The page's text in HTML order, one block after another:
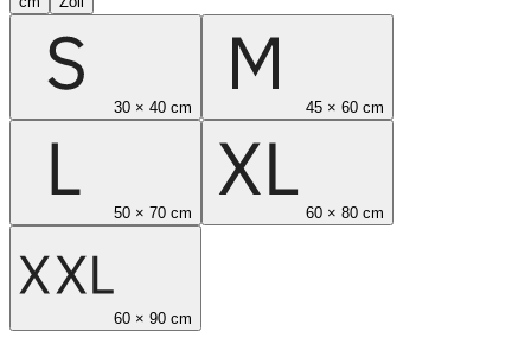
30 × 40 cm 45 × 60 cm
50 × 70 cm 60 × 80 cm
60 × 90 cm